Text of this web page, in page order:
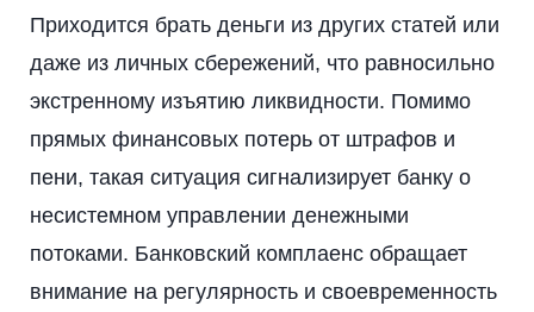
Приходится брать деньги из других статей или
даже из личных сбережений, что равносильно
экстренному изъятию ликвидности. Помимо
прямых финансовых потерь от штрафов и
пени, такая ситуация сигнализирует банку о
несистемном управлении денежными
потоками. Банковский комплаенс обращает
внимание на регулярность и своевременность